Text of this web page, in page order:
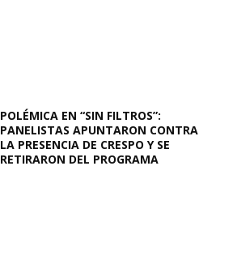
POLÉMICA EN “SIN FILTROS”:
PANELISTAS APUNTARON CONTRA
LA PRESENCIA DE CRESPO Y SE
RETIRARON DEL PROGRAMA